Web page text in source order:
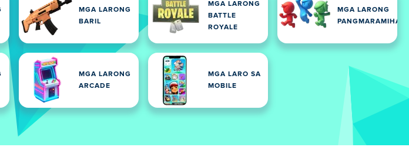
MGA LARONG
BARIL
MGA LARONG
BATTLE
ROYALE
MGA LARONG
PANGMARAMIHAN
MGA LARONG
ARCADE
MGA LARO SA
MOBILE